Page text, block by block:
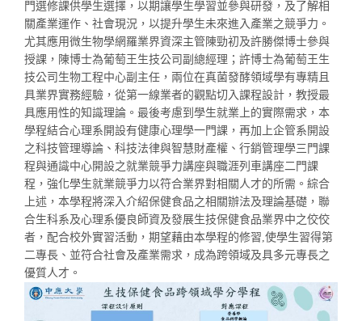
門選修課供學生選擇，以期讓學生學習並參與研發，及了解相
關產業運作、社會現況，以提升學生未來進入產業之競爭力。
尤其應用微生物學網羅業界資深主管陳勁初及許勝傑博士參與
授課，陳博士為葡萄王生技公司副總經理；許博士為葡萄王生
技公司生物工程中心副主任，兩位在真菌發酵領域學有專精且
具業界實務經驗，從第一線業者的觀點切入課程設計，教授最
具應用性的知識理論。最後考慮到學生就業上的實際需求，本
學程結合心理系開設有健康心理學一門課，再加上企管系開設
之科技管理導論、科技法律與智慧財產權、行銷管理學三門課
程與通識中心開設之就業競爭力講座與職涯列車講座二門課
程，強化學生就業競爭力以符合業界對相關人才的所需。綜合
上述，本學程將深入介紹保健食品之相關辦法及理論基礎，聯
合生科系及心理系優良師資及發展生技保健食品業界中之佼佼
者，配合校外實習活動，期望藉由本學程的修習,使學生習得第
二專長、並符合社會及產業需求，成為跨領域及具多元專長之
優質人才。